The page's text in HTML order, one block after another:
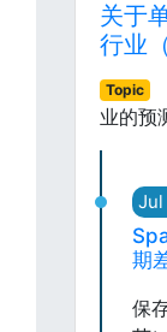
关于
行业
Topic
业的预
Jul
期
保